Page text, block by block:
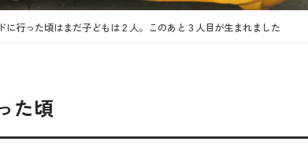
に行った頃はまだ子どもは２人。このあと３人目が生まれました
た頃